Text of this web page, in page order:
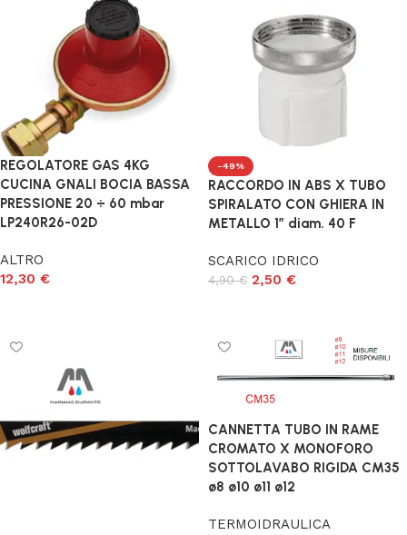
REGOLATORE GAS 4KG
CUCINA GNALI BOCIA BASSA
PRESSIONE 20 ÷ 60 mbar
LP240R26-02D
ALTRO
12,30 €
-49%
RACCORDO IN ABS X TUBO
SPIRALATO CON GHIERA IN
METALLO 1″ diam. 40 F
SCARICO IDRICO
4,90€ 2,50 €
CANNETTA TUBO IN RAME
CROMATO X MONOFORO
SOTTOLAVABO RIGIDA CM35
ø8 ø10 ø11 ø12
TERMOIDRAULICA